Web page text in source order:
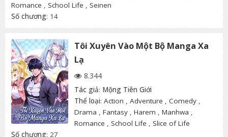
Romance , School Life , Seinen
Số chương: 14
Tôi Xuyên Vào Một Bộ Manga Xa
Lạ
8.344
Tác giả: Mộng Tiên Giới
Thể loại: Action , Adventure , Comedy ,
Drama , Fantasy , Harem , Manhwa ,
Romance , School Life , Slice of Life
Số chương: 27